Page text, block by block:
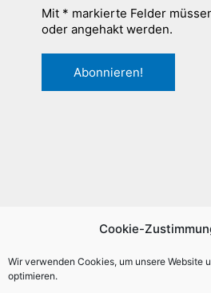
Cookie-
Wir verwenden Cookies, um unsere Website
optimieren.
Mit * markierte Felder
oder angehakt werden.